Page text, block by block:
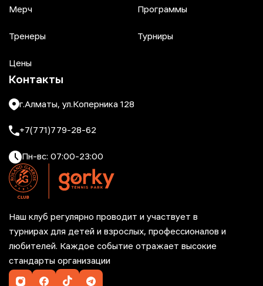
Мерч Программы
Тренеры Турниры
Цены
Контакты
г.Алматы, ул.Коперника 128
+7(771)779-28-62
Пн-вс: 07:00-23:00
Наш клуб регулярно проводит и участвует в
турнирах для детей и взрослых, профессионалов и
любителей. Каждое событие отражает высокие
стандарты организации